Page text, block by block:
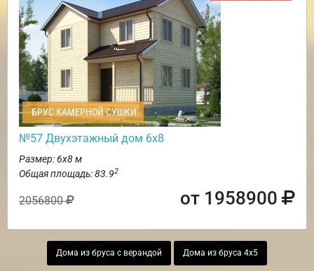
БРУС КАМЕРНОЙ СУШКИ
№57 Двухэтажный дом 6х8
Размер: 6х8 м
Общая площадь: 83.92
2056800 от 1958900
Дома из бруса с верандой Дома из бруса 4х5